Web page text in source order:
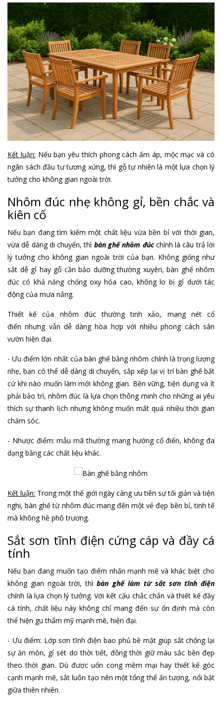
Kết luận: Nếu bạn yêu thích phong cách ấm áp, mộc mạc và có
ngân sách đầu tư tương xứng, thì gỗ tự nhiên là một lựa chọn lý
tưởng cho không gian ngoài trời.
Nhôm đúc nhẹ không gỉ, bền chắc và
kiên cố
Nếu bạn đang tìm kiếm một chất liệu vừa bền bỉ với thời gian,
vừa dễ dàng di chuyển, thì bàn ghế nhôm đúcchính là câu trả lời
lý tưởng cho không gian ngoài trời của bạn. Không giống như
sắt dễ gỉ hay gỗ cần bảo dưỡng thường xuyên, bàn ghế nhôm
đúc có khả năng chống oxy hóa cao, không lo bị gỉ dưới tác
động của mưa nắng.
Thiết kế của nhôm đúc thường tinh xảo, mang nét cổ
điển nhưng vẫn dễ dàng hòa hợp với nhiều phong cách sân
vườn hiện đại.
- Ưu điểm lớn nhất của bàn ghế bằng nhôm chính là trọng lượng
nhẹ, bạn có thể dễ dàng di chuyển, sắp xếp lại vị trí bàn ghế bất
cứ khi nào muốn làm mới không gian. Bền vững, tiện dụng và ít
phải bảo trì, nhôm đúc là lựa chọn thông minh cho những ai yêu
thích sự thanh lịch nhưng không muốn mất quá nhiều thời gian
chăm sóc.
- Nhược điểm: mẫu mã thường mang hướng cổ điển, không đa
dạng bằng các chất liệu khác.
Kết luận: Trong một thế giới ngày càng ưu tiên sự tối giản và tiện
nghi, bàn ghế từ nhôm đúc mang đến một vẻ đẹp bền bỉ, tinh tế
mà không hề phô trương.
Sắt sơn tĩnh điện cứng cáp và đầy cá
tính
Nếu bạn đang muốn tạo điểm nhấn mạnh mẽ và khác biệt cho
không gian ngoài trời, thìbàn ghế làm từ sắt sơn tĩnh điện
chính là lựa chọn lý tưởng. Với kết cấu chắc chắn và thiết kế đầy
cá tính, chất liệu này không chỉ mang đến sự ổn định mà còn
thể hiện gu thẩm mỹ mạnh mẽ, hiện đại.
- Ưu điểm: Lớp sơn tĩnh điện bao phủ bề mặt giúp sắt chống lại
sự ăn mòn, gỉ sét do thời tiết, đồng thời giữ màu sắc bền đẹp
theo thời gian. Dù được uốn cong mềm mại hay thiết kế góc
cạnh mạnh mẽ, sắt luôn tạo nên một tổng thể ấn tượng, nổi bật
giữa thiên nhiên.